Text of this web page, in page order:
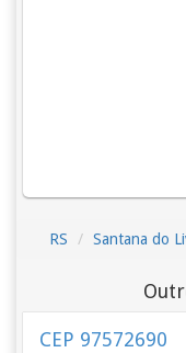
RS Santana do
CEP 97572690